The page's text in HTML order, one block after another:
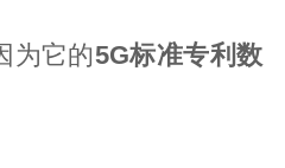
为它的5G标准专利数